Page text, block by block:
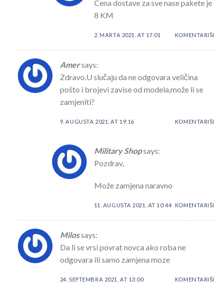
Cena dostave za sve nase pakete je
8 KM
2. MARTA 2021. AT 17:01 KOMENTARIŠI
Amersays:
Zdravo.U slučaju da ne odgovara veličina
pošto i brojevi zavise od modela,može li se
zamjeniti?
9. AUGUSTA 2021. AT 19:16 KOMENTARIŠI
Military Shopsays:
Pozdrav,
Može zamjena naravno
11. AUGUSTA 2021. AT 10:44 KOMENTARIŠI
Milossays:
Da li se vrsi povrat novca ako roba ne
odgovara ili samo zamjena moze
24. SEPTEMBRA 2021. AT 13:00 KOMENTARIŠI